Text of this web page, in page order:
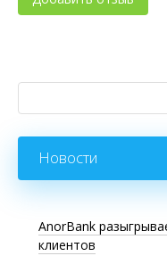
Новости
AnorBank
клиентов